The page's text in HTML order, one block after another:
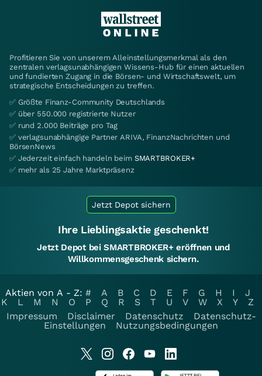
Profitieren Sie von unserem Alleinstellungsmerkmal als den
zentralen verlagsunabhängigen Wissens-Hub für einen aktuellen
und fundierten Zugang in die Börsen- und Wirtschaftswelt, um
strategische Entscheidungen zu treffen.
✅ Größte Finanz-Community Deutschlands
✅ über 550.000 registrierte Nutzer
✅ rund 2.000 Beiträge pro Tag
✅ verlagsunabhängige Partner ARIVA, FinanzNachrichten und
BörsenNews
✅ Jederzeit einfach handeln beim SMARTBROKER+
✅ mehr als 25 Jahre Marktpräsenz
Jetzt Depot sichern
Ihre Lieblingsaktie geschenkt!
Jetzt Depot bei SMARTBROKER+ eröffnen und
Willkommensgeschenk sichern.
Aktien von A - Z: # A B C D E F G H I
J
K
L M N O P Q R S T U V W X Y
Z
Impressum
Disclaimer Datenschutz
Datenschutz-
Einstellungen
Nutzungsbedingungen